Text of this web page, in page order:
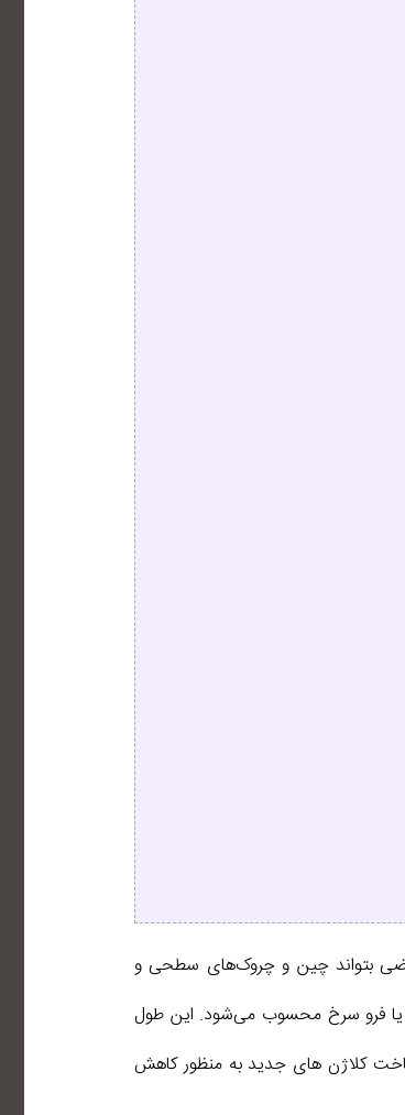
بتواند چین و چروک‌های سطحی و
نوعی نور مادون قرمز یا فرو سرخ محسوب می‌شود. این طول
کلاژن‌ های جدید به منظور کاهش